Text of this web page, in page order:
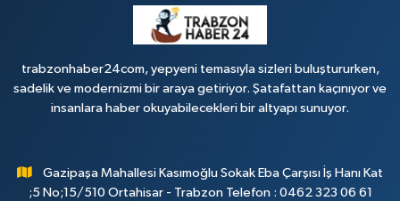
trabzonhaber24com, yepyeni temasıyla sizleri buluştururken,
sadelik ve modernizmi bir araya getiriyor. Şatafattan kaçınıyor ve
insanlara haber okuyabilecekleri bir altyapı sunuyor.
Gazipaşa Mahallesi Kasımoğlu Sokak Eba Çarşısı İş Hanı Kat
;5 No;15/510 Ortahisar - Trabzon Telefon : 0462 323 06 61